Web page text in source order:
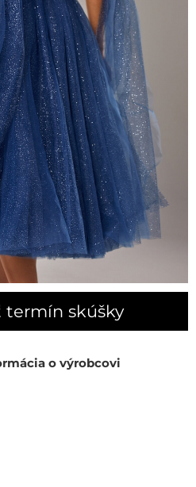
termín skúšky
o výrobcovi